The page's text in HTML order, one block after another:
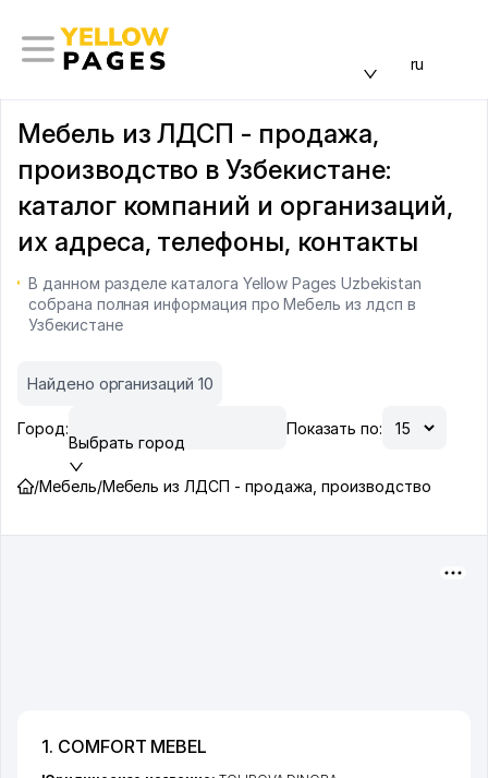
ru
Мебель из ЛДСП - продажа,
производство в Узбекистане:
каталог компаний и организаций,
их адреса, телефоны, контакты
В данном разделе каталога Yellow Pages Uzbekistan
собрана полная информация про Мебель из лдсп в
Узбекистане
Найдено организаций 10
Город:
Выбрать город
Показать по:
/Мебель/Мебель из ЛДСП - продажа, производство
1. COMFORT MEBEL